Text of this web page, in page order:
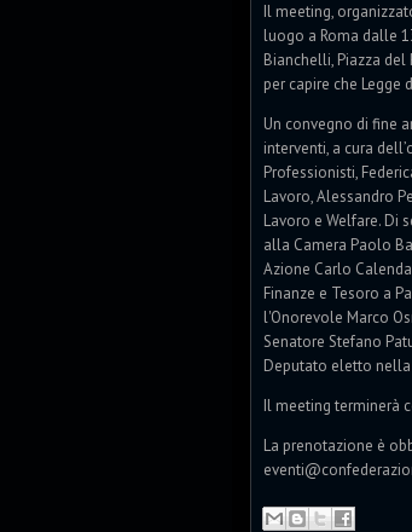
Il meeting,
luogo a Roma dalle
Bianchelli, Piazza
per capire che Legge
Un convegno di fine
interventi, a cura
Professionisti,
Lavoro, Alessandro
Lavoro e Welfare. Di
alla Camera Paolo
Azione Carlo
Finanze e Tesoro a
l'Onorevole Marco
Senatore Stefano
Deputato eletto nella
Il meeting terminerà
La prenotazione è